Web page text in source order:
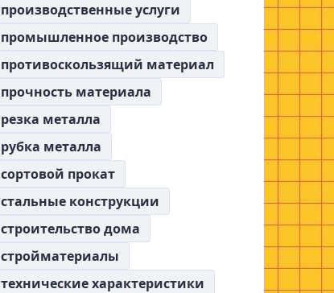
производственные услуги
промышленное производство
противоскользящий материал
прочность материала
резка металла
рубка металла
сортовой прокат
стальные конструкции
строительство дома
стройматериалы
технические характеристики